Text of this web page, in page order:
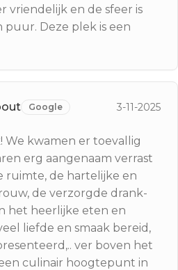
vriendelijk en de sfeer is
Deze plek is een
Google 3-11-2025
We kwamen er toevallig
erg aangenaam verrast
ruimte, de hartelijke en
de verzorgde drank-
het heerlijke eten en
liefde en smaak bereid,
ver boven het
culinair hoogtepunt in